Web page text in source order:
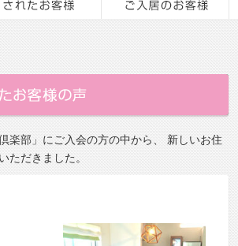
楽部」にご入会の方の中から、 新しいお住
ただきました。